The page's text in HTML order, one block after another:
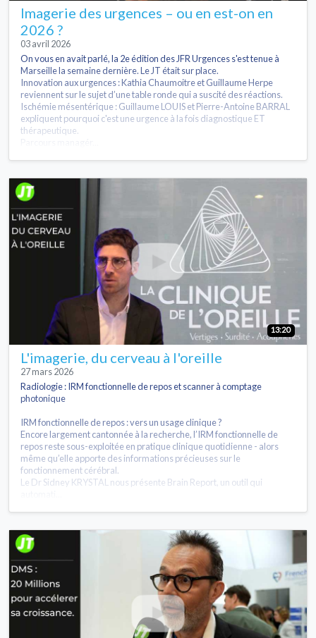
Imagerie des urgences – ou en est-on en
2026 ?
03 avril 2026
On vous en avait parlé, la 2e édition des JFR Urgences s'est tenue à
Marseille la semaine dernière. Le JT était sur place.
Innovation aux urgences : Kathia Chaumoitre et Guillaume Herpe
reviennent sur le sujet d’une table ronde qui a suscité des réactions.
Ischémie mésentérique : Guillaume LOUIS et Pierre-Antoine BARRAL
expliquent pourquoi c'est une urgence à la fois diagnostique ET
thérapeutique.
13:20
L'imagerie, du cerveau à l'oreille
27 mars 2026
Radiologie : IRM fonctionnelle de repos et scanner à comptage
photonique
IRM fonctionnelle de repos : vers un usage clinique ?
Encore largement cantonnée à la recherche, l’IRM fonctionnelle de
repos reste sous-exploitée en pratique clinique quotidienne - alors
même qu’elle apporte des informations précieuses sur le
fonctionnement cérébral.
Le Dr Sidney KRYSTAL nous présente Brain Report, un outil qui